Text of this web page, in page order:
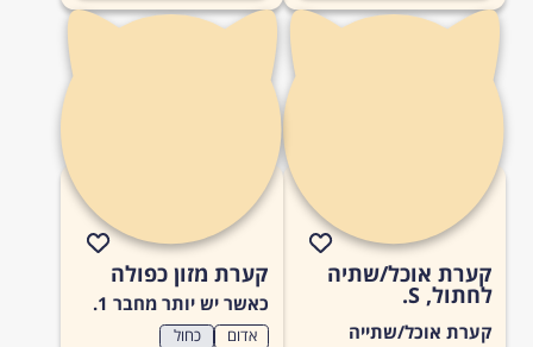
קערת אוכל/שתיה
לחתול, S.
קערת אוכל/שתייה
קערת מזון כפולה
כאשר יש יותר מחבר 1.
אדום כחול